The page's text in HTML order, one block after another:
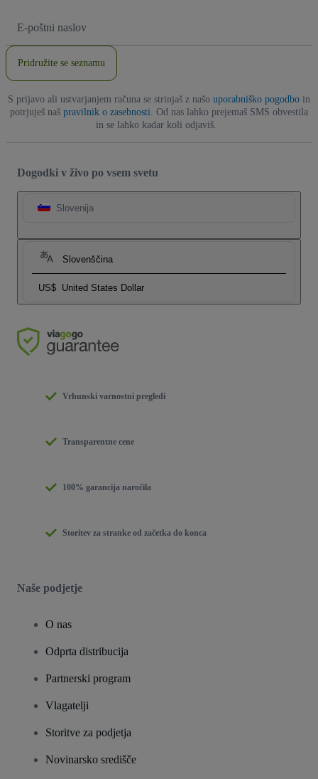
naslov
Pridružite se seznamu
S prijavo ali ustvarjanjem računa se strinjaš z našo uporabniško pogodbo in
potrjuješ naš pravilnik o zasebnosti . Od nas lahko prejemaš SMS obvestila
in se lahko kadar koli odjaviš.
Dogodki v živo po vsem svetu
Slovenija
Slovenščina
US$ United States Dollar
Vrhunski varnostni pregledi
Transparentne cene
100% garancija naročila
Storitev za stranke od začetka do konca
Naše podjetje
O nas
Odprta distribucija
Partnerski program
Vlagatelji
Storitve za podjetja
Novinarsko središče